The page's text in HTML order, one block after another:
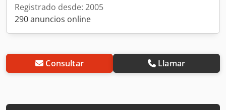
Registrado desde: 2005
290 anuncios online
Consultar Llamar